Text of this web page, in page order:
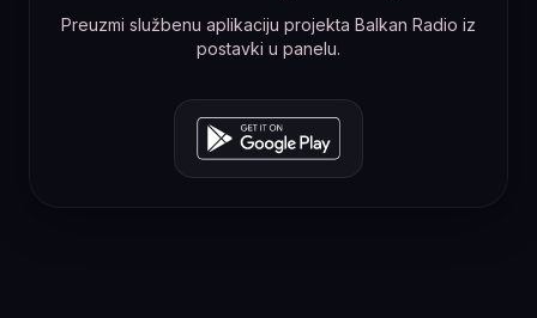
Preuzmi službenu aplikaciju projekta Balkan Radio iz
postavki u panelu.